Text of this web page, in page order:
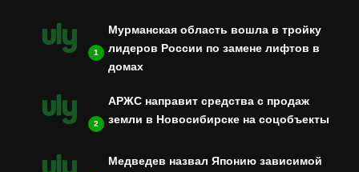
1
Мурманская область вошла в тройку
лидеров России по замене лифтов в
домах
2
АРЖС направит средства с продаж
земли в Новосибирске на соцобъекты
Медведев назвал Японию зависимой